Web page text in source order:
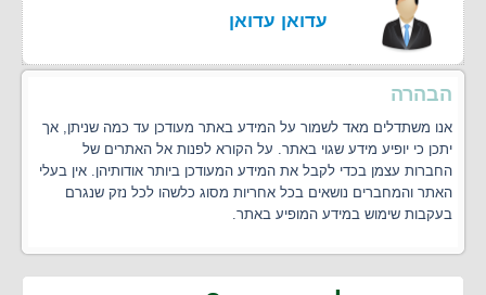
עדואן עדואן
הבהרה
אנו משתדלים מאד לשמור על המידע באתר מעודכן עד כמה שניתן, אך
יתכן כי יופיע מידע שגוי באתר. על הקורא לפנות אל האתרים של
החברות עצמן בכדי לקבל את המידע המעודכן ביותר אודותיהן. אין בעלי
האתר והמחברים נושאים בכל אחריות מסוג כלשהו לכל נזק שנגרם
בעקבות שימוש במידע המופיע באתר.